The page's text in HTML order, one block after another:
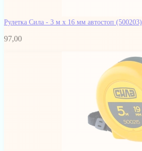
Рулетка Сила - 3 м x 16 мм автостоп (500203)
97,00